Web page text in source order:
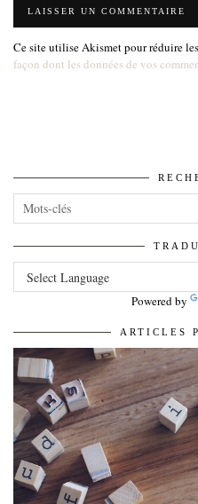
Ce site utilise Akismet pour réduire
façon dont les données de vos
Powered by
ARTICLES